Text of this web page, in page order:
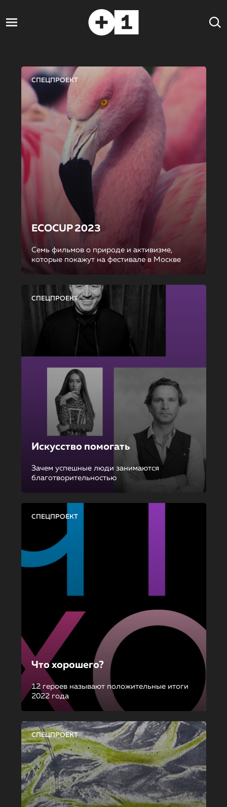
СПЕЦПРОЕКТ
ECOCUP 2023
Семь фильмов о природе и активизме,
которые покажут на фестивале в Москве
СПЕЦПРОЕКТ
Искусство помогать
Зачем успешные люди занимаются
благотворительностью
СПЕЦПРОЕКТ
Что хорошего?
12 героев называют положительные итоги
2022 года
СПЕЦПРОЕКТ